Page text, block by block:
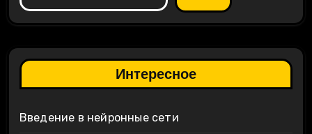
Интересное
Введение в нейронные сети